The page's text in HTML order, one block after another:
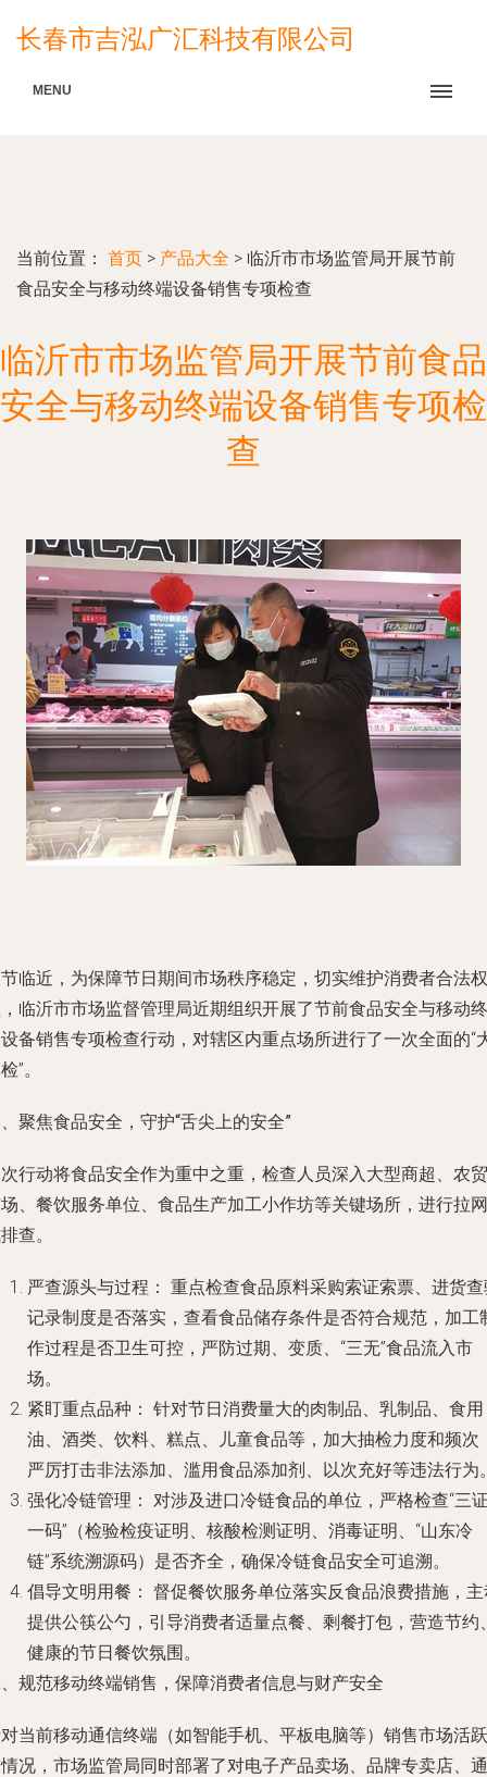
长春市吉泓广汇科技有限公司
MENU
当前位置： 首页 > 产品大全 > 临沂市市场监管局开展节前
食品安全与移动终端设备销售专项检查
临沂市市场监管局开展节前食品
安全与移动终端设备销售专项检
查
临近，为保障节日期间市场秩序稳定，切实维护消费者合法权
临沂市市场监督管理局近期组织开展了节前食品安全与移动终
备销售专项检查行动，对辖区内重点场所进行了一次全面的“
”。
聚焦食品安全，守护“舌尖上的安全”
行动将食品安全作为重中之重，检查人员深入大型商超、农贸
、餐饮服务单位、食品生产加工小作坊等关键场所，进行拉网
查。
严查源头与过程： 重点检查食品原料采购索证索票、进货
记录制度是否落实，查看食品储存条件是否符合规范，加工
作过程是否卫生可控，严防过期、变质、“三无”食品流入市
场。
紧盯重点品种： 针对节日消费量大的肉制品、乳制品、食用
油、酒类、饮料、糕点、儿童食品等，加大抽检力度和频次
严厉打击非法添加、滥用食品添加剂、以次充好等违法行为
强化冷链管理： 对涉及进口冷链食品的单位，严格检查“三
一码”（检验检疫证明、核酸检测证明、消毒证明、“山东冷
链”系统溯源码）是否齐全，确保冷链食品安全可追溯。
倡导文明用餐： 督促餐饮服务单位落实反食品浪费措施，
提供公筷公勺，引导消费者适量点餐、剩餐打包，营造节约
健康的节日餐饮氛围。
规范移动终端销售，保障消费者信息与财产安全
当前移动通信终端（如智能手机、平板电脑等）销售市场活跃
况，市场监管局同时部署了对电子产品卖场、品牌专卖店、通